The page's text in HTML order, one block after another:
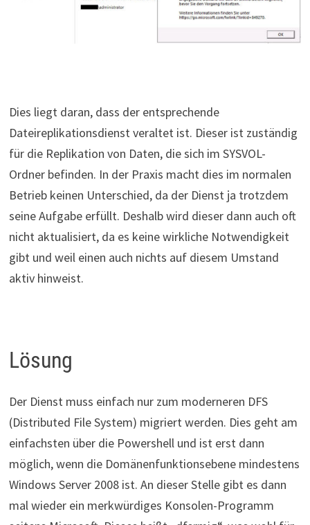
Dies liegt daran, dass der entsprechende
Dateireplikationsdienst veraltet ist. Dieser ist zuständig
für die Replikation von Daten, die sich im SYSVOL-
Ordner befinden. In der Praxis macht dies im normalen
Betrieb keinen Unterschied, da der Dienst ja trotzdem
seine Aufgabe erfüllt. Deshalb wird dieser dann auch oft
nicht aktualisiert, da es keine wirkliche Notwendigkeit
gibt und weil einen auch nichts auf diesem Umstand
aktiv hinweist.
Lösung
Der Dienst muss einfach nur zum moderneren DFS
(Distributed File System) migriert werden. Dies geht am
einfachsten über die Powershell und ist erst dann
möglich, wenn die Domänenfunktionsebene mindestens
Windows Server 2008 ist. An dieser Stelle gibt es dann
mal wieder ein merkwürdiges Konsolen-Programm